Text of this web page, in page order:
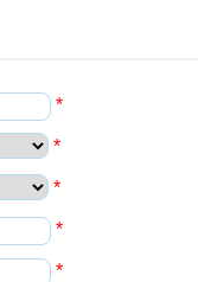
*
*
*
*
*